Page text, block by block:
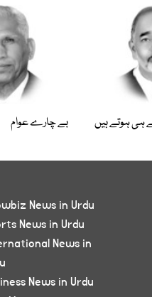
ہی ہوتے ہیں بے چارے عوام
News in Urdu
News in Urdu
News in
News in Urdu